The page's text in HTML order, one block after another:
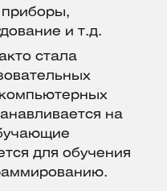
приборы,
и т.д.
стала
на
для обучения